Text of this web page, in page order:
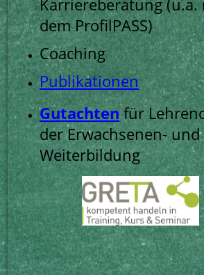
dem ProfilPASS)
Coaching
Publikationen
Gutachtenfür
der Erwachsenen- und
Weiterbildung